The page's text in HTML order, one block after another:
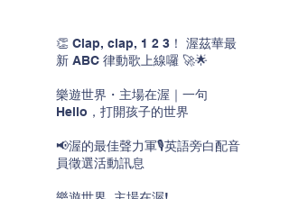
👏 Clap, clap, 1 2 3！ 渥茲華最
新 ABC 律動歌上線囉 🚀🌟
樂遊世界・主場在渥｜一句
Hello，打開孩子的世界
📢渥的最佳聲力軍🎙️英語旁白配音
員徵選活動訊息